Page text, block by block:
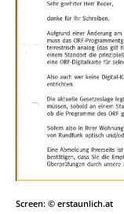
Screen: © erstaunlich.at